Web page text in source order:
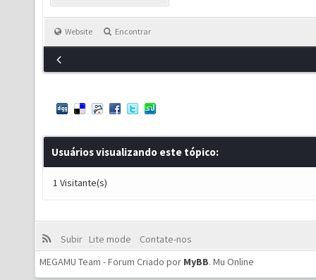
Website Encontrar
Usuários visualizando este tópico:
1 Visitante(s)
Subir Lite mode
Contate-nos
MEGAMU Team - Forum Criado por MyBB. Mu Online